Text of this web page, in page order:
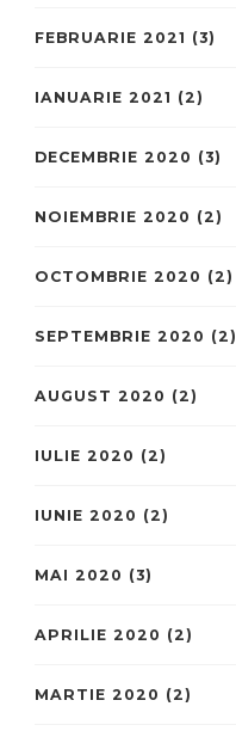
FEBRUARIE 2021 (3)
IANUARIE 2021 (2)
DECEMBRIE 2020 (3)
NOIEMBRIE 2020 (2)
OCTOMBRIE 2020 (2)
SEPTEMBRIE 2020 (2)
AUGUST 2020 (2)
IULIE 2020 (2)
IUNIE 2020 (2)
MAI 2020 (3)
APRILIE 2020 (2)
MARTIE 2020 (2)